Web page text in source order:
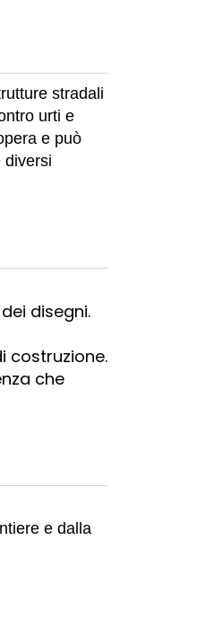
stradali
urti e
e può
diversi
disegni.
costruzione.
che
e dalla